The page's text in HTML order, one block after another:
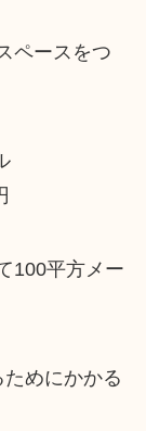
ペースをつ
100平方メー
めにかかる